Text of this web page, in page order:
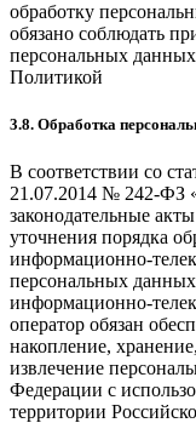
обработку
обязано соблюдать
персональных
Политикой
3.8. Обработка
В соответствии со
21.07.2014 № 242-ФЗ
законодательные
уточнения порядка
информационно-
персональных
информационно-
оператор обязан
накопление,
извлечение
Федерации с
территории